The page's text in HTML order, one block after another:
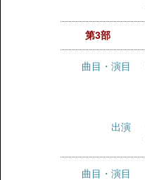
第3部
曲目・演目
出演
曲目・演目